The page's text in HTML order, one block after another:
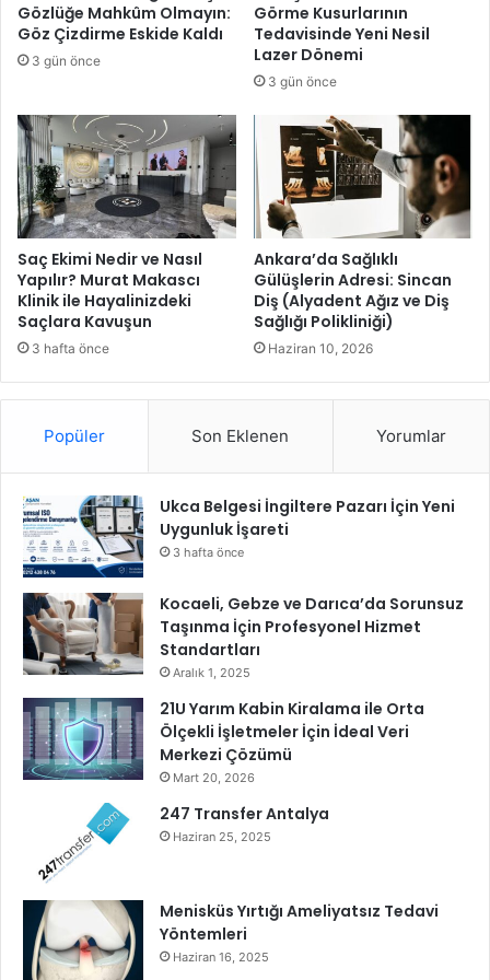
i
e
i
ş
t
i
r
i
y
o
r
Gözlüğe Mahkûm Olmayın:
Göz Çizdirme Eskide Kaldı
3 gün önce
Görme Kusurlarının
Tedavisinde Yeni Nesil
Lazer Dönemi
3 gün önce
Saç Ekimi Nedir ve Nasıl
Yapılır? Murat Makascı
Klinik ile Hayalinizdeki
Saçlara Kavuşun
3 hafta önce
Ankara’da Sağlıklı
Gülüşlerin Adresi: Sincan
Diş (Alyadent Ağız ve Diş
Sağlığı Polikliniği)
Haziran 10, 2026
Popüler Son Eklenen Yorumlar
Ukca Belgesi İngiltere Pazarı İçin Yeni
Uygunluk İşareti
3 hafta önce
Kocaeli, Gebze ve Darıca’da Sorunsuz
Taşınma İçin Profesyonel Hizmet
Standartları
Aralık 1, 2025
21U Yarım Kabin Kiralama ile Orta
Ölçekli İşletmeler İçin İdeal Veri
Merkezi Çözümü
Mart 20, 2026
247 Transfer Antalya
Haziran 25, 2025
Menisküs Yırtığı Ameliyatsız Tedavi
Yöntemleri
Haziran 16, 2025